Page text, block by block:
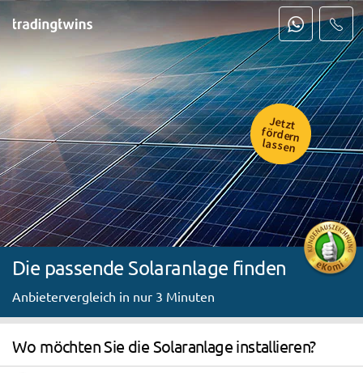
Jetzt
fördern
lassen
Die passende Solaranlage finden
Anbietervergleich in nur 3 Minuten
Wo möchten Sie die Solaranlage installieren?